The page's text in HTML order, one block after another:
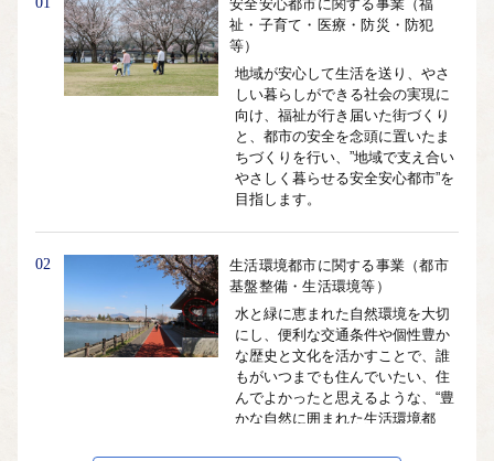
安全安心都市に関する事業（福
祉・子育て・医療・防災・防犯
等）
地域が安心して生活を送り、やさ
しい暮らしができる社会の実現に
向け、福祉が行き届いた街づくり
と、都市の安全を念頭に置いたま
ちづくりを行い、”地域で支え合い
やさしく暮らせる安全安心都市”を
目指します。
02
生活環境都市に関する事業（都市
基盤整備・生活環境等）
水と緑に恵まれた自然環境を大切
にし、便利な交通条件や個性豊か
な歴史と文化を活かすことで、誰
もがいつまでも住んでいたい、住
んでよかったと思えるような、“豊
かな自然に囲まれた生活環境都